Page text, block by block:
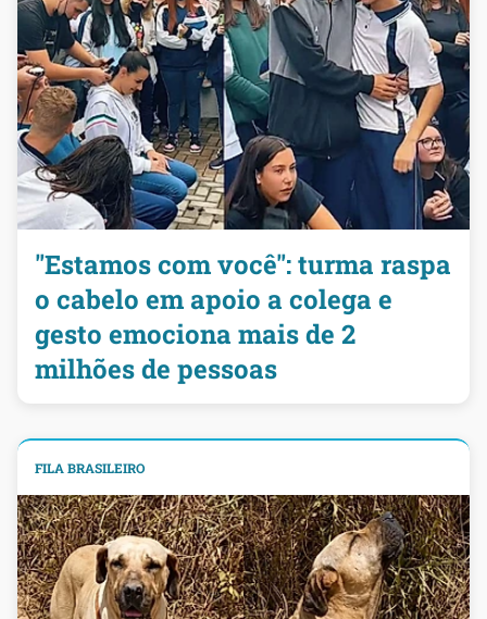
"Estamos com você": turma raspa
o cabelo em apoio a colega e
gesto emociona mais de 2
milhões de pessoas
FILA BRASILEIRO